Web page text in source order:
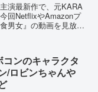
演最新作で、元KARA
回NetflixやAmazonプ
男女』の動画を見放題
ンのキャラクタ
/ロビンちゃんや